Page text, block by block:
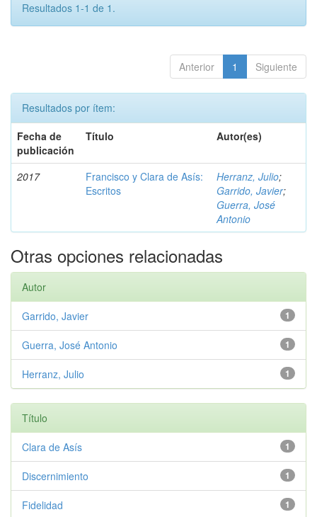
Resultados 1-1 de 1.
Anterior 1 Siguiente
Resultados por ítem:
Fecha de
publicación
Título Autor(es)
2017
Francisco y Clara de Asís:
Escritos
Herranz, Julio;
Garrido, Javier;
Guerra, José
Antonio
Otras opciones relacionadas
Autor
1
Garrido, Javier
1
Guerra, José Antonio
1
Herranz, Julio
Título
1
Clara de Asís
1
Discernimiento
1
Fidelidad